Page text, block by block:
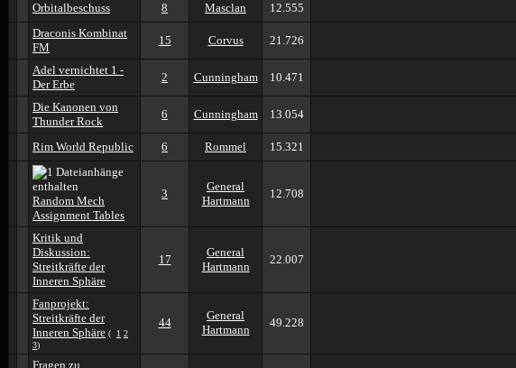
Orbitalbeschuss 8 Masclan
12.555
Draconis Kombinat
FM
15 Corvus 21.726
Adel vernichtet 1 -
Der Erbe
2 Cunningham 10.471
Die Kanonen von
Thunder Rock
6 Cunningham 13.054
Rim World Republic 6 Rommel 15.321
Random Mech
Assignment Tables
3
General
Hartmann
12.708
Kritik und
Diskussion:
Streitkräfte der
Inneren Sphäre
17
General
Hartmann
22.007
Fanprojekt:
Streitkräfte der
Inneren Sphäre ( 1 2
3)
44
General
Hartmann
49.228
Fragen zu